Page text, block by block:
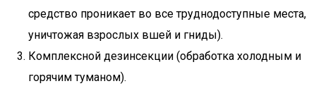
средство проникает во все труднодоступные места,
уничтожая взрослых вшей и гниды).
Комплексной дезинсекции (обработка холодным и
горячим туманом).